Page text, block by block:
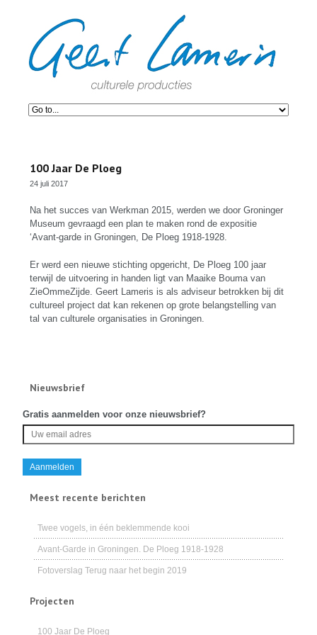
100 Jaar De Ploeg
24 juli 2017
Na het succes van Werkman 2015, werden we door Groninger
Museum gevraagd een plan te maken rond de expositie
‘Avant-garde in Groningen, De Ploeg 1918-1928.
Er werd een nieuwe stichting opgericht, De Ploeg 100 jaar
terwijl de uitvoering in handen ligt van Maaike Bouma van
ZieOmmeZijde. Geert Lameris is als adviseur betrokken bij dit
cultureel project dat kan rekenen op grote belangstelling van
tal van culturele organisaties in Groningen.
Nieuwsbrief
Gratis aanmelden voor onze nieuwsbrief?
Meest recente berichten
Twee vogels, in één beklemmende kooi
Avant-Garde in Groningen. De Ploeg 1918-1928
Fotoverslag Terug naar het begin 2019
Projecten
100 Jaar De Ploeg